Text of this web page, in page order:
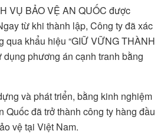
VỤ BẢO VỆ AN QUỐC được
từ khi thành lập, Công ty đã xác
qua khẩu hiệu “GIỮ VỮNG THÀNH
dụng phương án cạnh tranh bằng
và phát triển, bằng kinh nghiệm
Quốc đã trở thành công ty hàng đầu
vệ tại Việt Nam.